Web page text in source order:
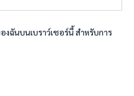
ฉันบนเบราว์เซอร์นี้ สำหรับการ